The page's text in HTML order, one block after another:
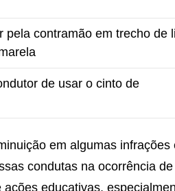
pela contramão em trecho de
de usar o cinto de
em algumas
condutas na ocorrência
ações educativas,